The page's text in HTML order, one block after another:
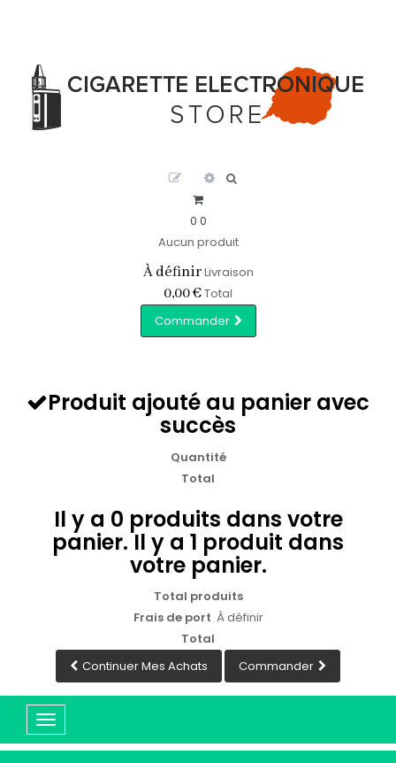
0 0
Aucun produit
À définirLivraison
0,00 €Total
Commander
Produit ajouté au panier avec
succès
Quantité
Total
Il y a 0 produits dans votre
panier.Il y a 1 produit dans
votre panier.
Total produits
Frais de port À définir
Total
Continuer Mes Achats
Commander
Basculer
la